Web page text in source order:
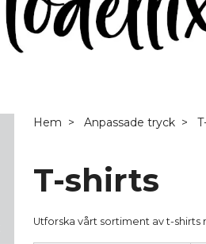
Hem Anpassade tryck
T-shirts
Utforska vårt sortiment av t-shirts